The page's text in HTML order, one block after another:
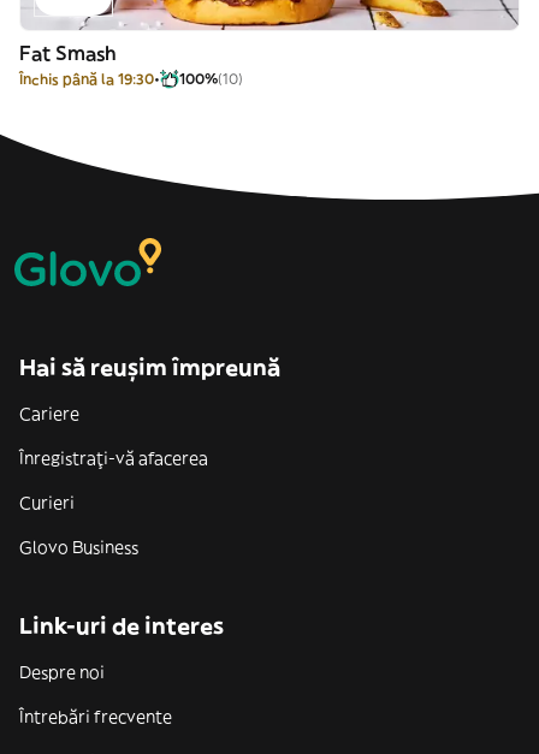
Fat Smash
Închis până la 19:30 100%(10)
Hai să reușim împreună
Cariere
Înregistrați-vă afacerea
Curieri
Glovo Business
Link-uri de interes
Despre noi
Întrebări frecvente